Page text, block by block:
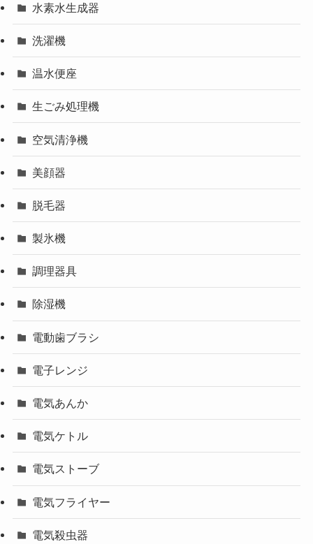
水素水生成器
洗濯機
温水便座
生ごみ処理機
空気清浄機
美顔器
脱毛器
製氷機
調理器具
除湿機
電動歯ブラシ
電子レンジ
電気あんか
電気ケトル
電気ストーブ
電気フライヤー
電気殺虫器